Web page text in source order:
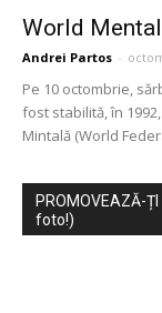
World
Andrei Partos -
Pe 10 octombrie,
fost stabilită, în
Mintală (World
PROMOVEAZĂ-ȚI
foto!)